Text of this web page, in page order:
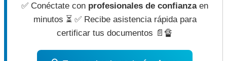
✅ Conéctate con profesionales de confianzaen
minutos ⏳ ✅ Recibe asistencia rápida para
certificar tus documentos 📄🔏